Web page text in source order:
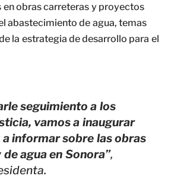
en obras carreteras y proyectos
abastecimiento de agua, temas
la estrategia de desarrollo para el
seguimiento a los
vamos a inaugurar
informar sobre las obras
agua en Sonora”,